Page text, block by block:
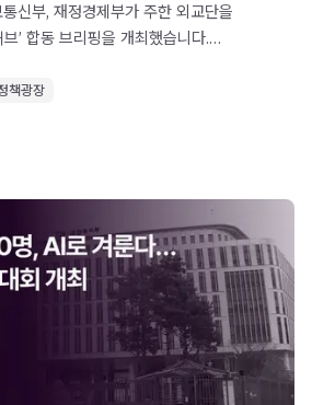
신부, 재정경제부가 주한 외교단을
’ 합동 브리핑을 개최했습니다.
방향을 공유하고, 각국과의
책광장